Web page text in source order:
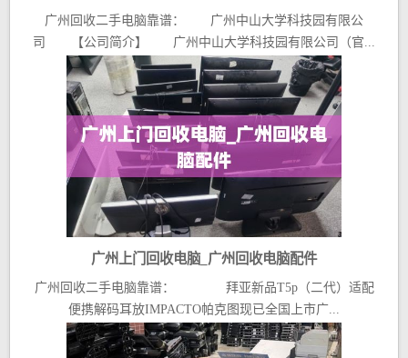
广州回收二手电脑靠谱： 广州中山大学科技园有限公
司 【公司简介】 广州中山大学科技园有限公司（官...
广州上门回收电脑_广州回收电脑配件
广州回收二手电脑靠谱： 拜亚新品T5p（二代）适配
便携解码耳放IMPACTO帕克图现已全国上市广...